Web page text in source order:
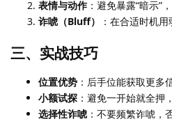
表情与动作 ：避免暴露“暗示”
诈唬（Bluff）
：在合适时机用
三、实战技巧
位置优势 ：后手位能获取更多
小额试探 ：避免一开始就全押
选择性诈唬 ：不要频繁诈唬，